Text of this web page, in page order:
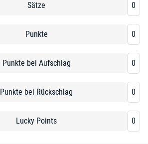
Sätze 0
Punkte 0
Punkte bei Aufschlag 0
Punkte bei Rückschlag 0
Lucky Points 0